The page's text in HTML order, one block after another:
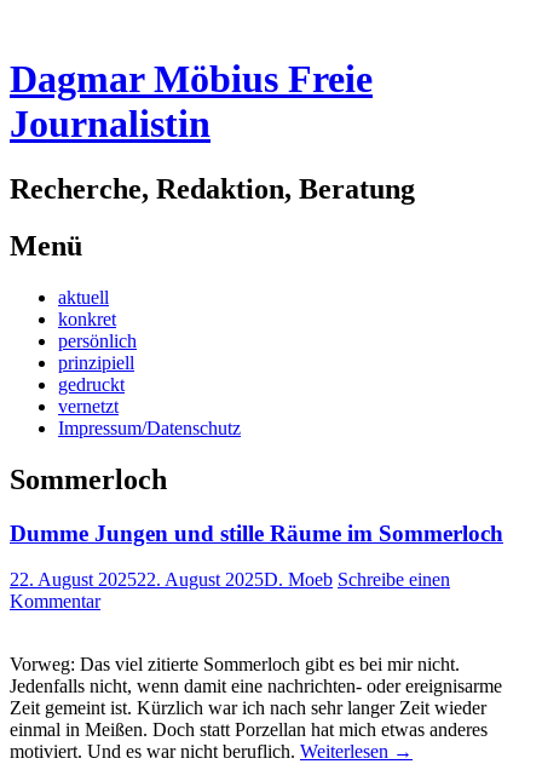
Dagmar Möbius Freie
Journalistin
Recherche, Redaktion, Beratung
Menü
Zum
Inhalt
springen
aktuell
konkret
persönlich
prinzipiell
gedruckt
vernetzt
Impressum/Datenschutz
Sommerloch
Dumme Jungen und stille Räume im Sommerloch
22. August 202522. August 2025D. Moeb Schreibe einen
Kommentar
Vorweg: Das viel zitierte Sommerloch gibt es bei mir nicht.
Jedenfalls nicht, wenn damit eine nachrichten- oder ereignisarme
Zeit gemeint ist. Kürzlich war ich nach sehr langer Zeit wieder
einmal in Meißen. Doch statt Porzellan hat mich etwas anderes
motiviert. Und es war nicht beruflich. Weiterlesen →